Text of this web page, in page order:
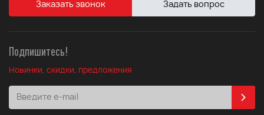
Заказать звонок Задать вопрос
Подпишитесь!
Новинки, скидки, предложения